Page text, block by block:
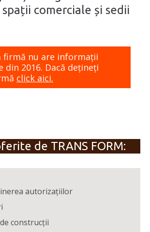
comerciale și sedii
firmă nu are informaţii
din 2016. Dacă dețineți
click aici.
de TRANS FORM:
autorizațiilor
construcții